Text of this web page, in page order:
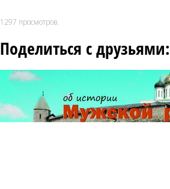
1297 просмотров.
Поделиться с друзьями: